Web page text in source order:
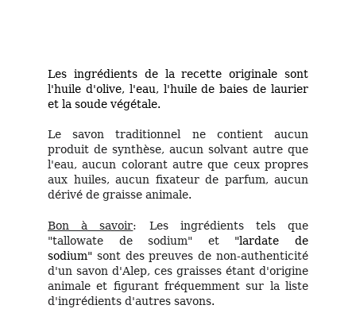
Les ingrédients de la recette originale sont
l'huile d'olive, l'eau, l'huile de baies de laurier
et la soude végétale.
Le savon traditionnel ne contient aucun
produit de synthèse, aucun solvant autre que
l'eau, aucun colorant autre que ceux propres
aux huiles, aucun fixateur de parfum, aucun
dérivé de graisse animale.
Bon à savoir: Les ingrédients tels que
"tallowate de sodium" et"lardate de
sodium" sont des preuves de non-authenticité
d'un savon d'Alep, ces graisses étant d'origine
animale et figurant fréquemment sur la liste
d'ingrédients d'autres savons.